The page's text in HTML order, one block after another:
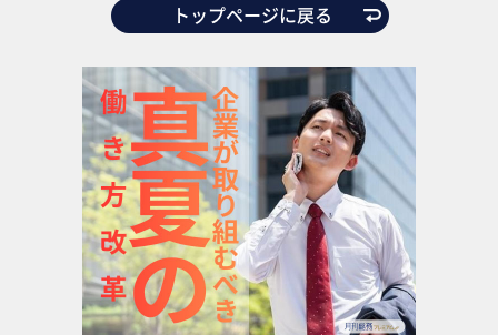
トップページに戻る